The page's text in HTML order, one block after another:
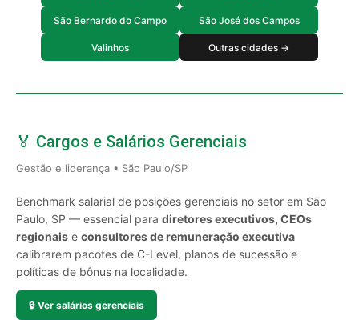
São Bernardo do Campo São José dos Campos
Valinhos Outras cidades →
🏅 Cargos e Salários Gerenciais
Gestão e liderança • São Paulo/SP
Benchmark salarial de posições gerenciais no setor em São
Paulo, SP — essencial para diretores executivos, CEOs
regionais e consultores de remuneração executiva
calibrarem pacotes de C-Level, planos de sucessão e
políticas de bônus na localidade.
🔒 Ver salários gerenciais